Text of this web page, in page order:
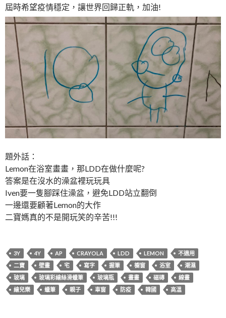
屆時希望疫情穩定，讓世界回歸正軌，加油!
題外話：
Lemon在浴室畫畫，那LDD在做什麼呢?
答案是在沒水的澡盆裡玩玩具
Iven要一隻腳踩住澡盆，避免LDD站立翻倒
一邊還要顧著Lemon的大作
二寶媽真的不是開玩笑的辛苦!!!
3Y 4Y AP CRAYOLA LDD LEMON
不適用
二寶
壁畫 宅 寫字 握筆 櫥窗 浴室
潮濕
玻璃
玻璃彩繪絲滑蠟筆 玻璃瓶 畫畫 磁磚
線畫
繪兒樂
蠟筆 親子 車窗 防疫 韓國 高溫